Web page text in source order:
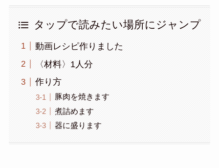
タップで読みたい場所にジャンプ
動画レシピ作りました
〈材料〉1人分
作り方
豚肉を焼きます
煮詰めます
器に盛ります